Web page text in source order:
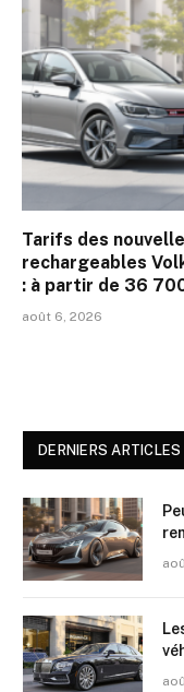
Tarifs des
rechargeables
: à partir de 36
août 6, 2026
DERNIERS ARTICLES